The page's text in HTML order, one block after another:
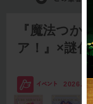
『魔法つか
ア！』×謎